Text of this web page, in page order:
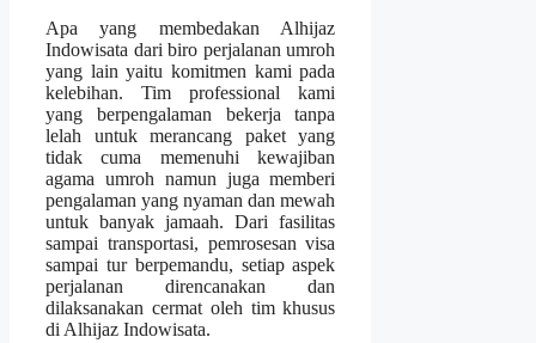
Apa yang membedakan Alhijaz
Indowisata dari biro perjalanan umroh
yang lain yaitu komitmen kami pada
kelebihan. Tim professional kami
yang berpengalaman bekerja tanpa
lelah untuk merancang paket yang
tidak cuma memenuhi kewajiban
agama umroh namun juga memberi
pengalaman yang nyaman dan mewah
untuk banyak jamaah. Dari fasilitas
sampai transportasi, pemrosesan visa
sampai tur berpemandu, setiap aspek
perjalanan direncanakan dan
dilaksanakan cermat oleh tim khusus
di Alhijaz Indowisata.